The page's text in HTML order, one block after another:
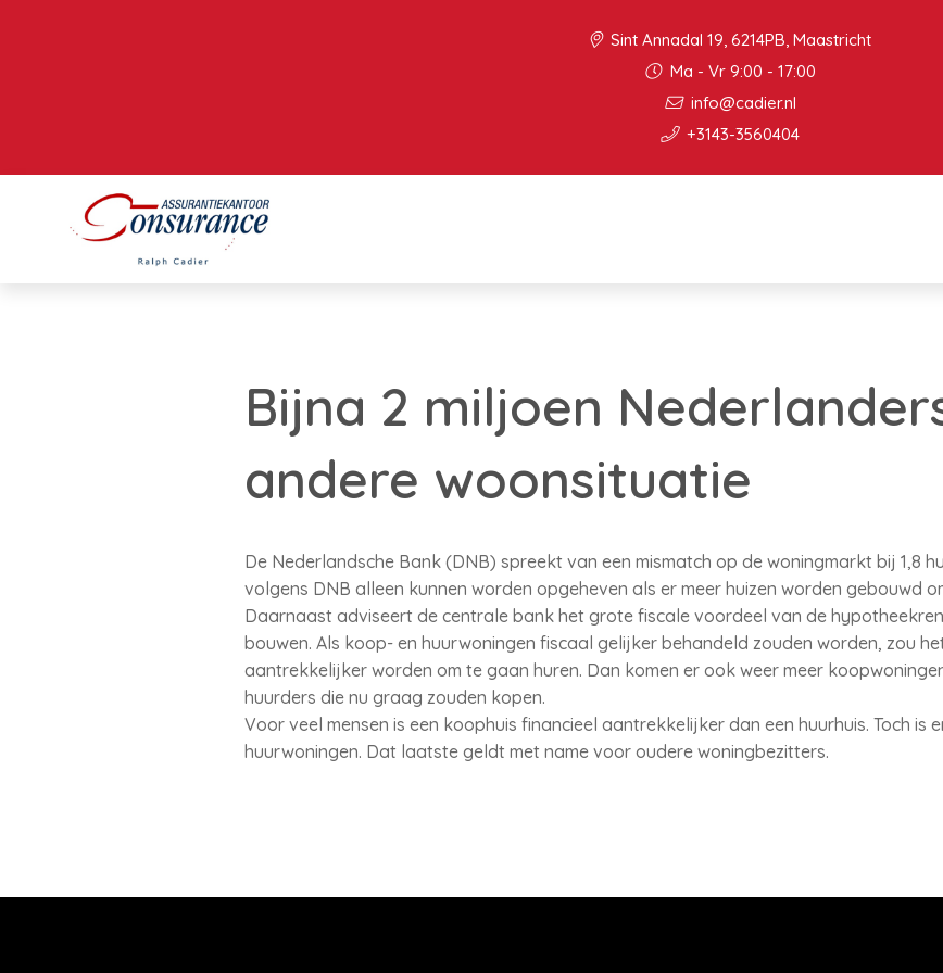
Sint Annadal 19, 6214PB, Maastricht
Ma - Vr 9:00 - 17:00
info@cadier.nl
+3143-3560404
Bijna 2 miljoen
andere woonsituatie
De Nederlandsche Bank (DNB) spreekt van een mismatch op de woningmarkt bij 1,8
volgens DNB alleen kunnen worden opgeheven als er meer huizen worden gebouwd
Daarnaast adviseert de centrale bank het grote fiscale voordeel van de
bouwen. Als koop- en huurwoningen fiscaal gelijker behandeld zouden worden, zou
aantrekkelijker worden om te gaan huren. Dan komen er ook weer meer
huurders die nu graag zouden kopen.
Voor veel mensen is een koophuis financieel aantrekkelijker dan een huurhuis. Toch is
huurwoningen. Dat laatste geldt met name voor oudere woningbezitters.